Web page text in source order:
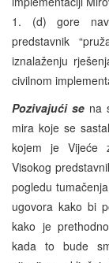
1. (d) gore
predstavnik
iznalaženju
civilnom
Pozivajući se na
mira koje se
kojem je Vijeće
Visokog
pogledu
ugovora kako bi
kako je
kada to bude